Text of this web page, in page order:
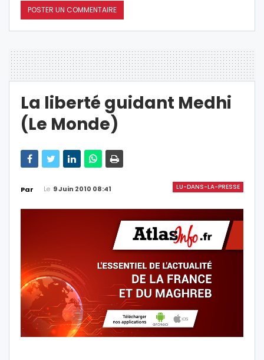
La liberté guidant Medhi
(Le Monde)
LU-DANS-LA-PRESSE
Par Le 9 Juin 2010 08:41